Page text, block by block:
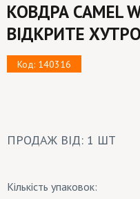
КОВДРА CAMEL
ВІДКРИТЕ ХУТРО
Код: 140316
ПРОДАЖ ВІД: 1 ШТ
Кількість упаковок: